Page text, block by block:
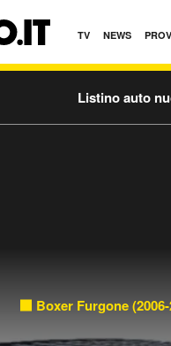
TV NEWS
Listino auto
Boxer Furgone